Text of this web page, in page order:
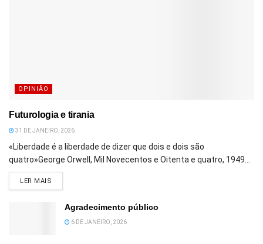
OPINIÃO
Futurologia e tirania
31 DE JANEIRO, 2026
«Liberdade é a liberdade de dizer que dois e dois são
quatro»George Orwell, Mil Novecentos e Oitenta e quatro, 1949...
LER MAIS
Agradecimento público
6 DE JANEIRO, 2026